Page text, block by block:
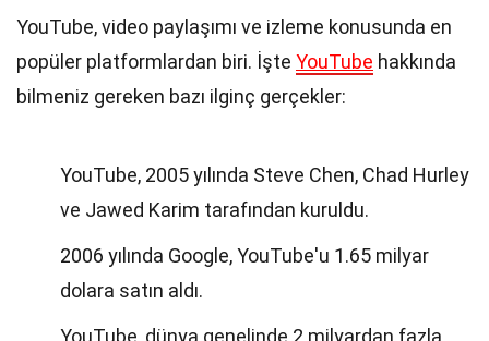
YouTube, video paylaşımı ve izleme konusunda en
popüler platformlardan biri. İşte YouTube hakkında
bilmeniz gereken bazı ilginç gerçekler:
YouTube, 2005 yılında Steve Chen, Chad Hurley
ve Jawed Karim tarafından kuruldu.
2006 yılında Google, YouTube'u 1.65 milyar
dolara satın aldı.
YouTube, dünya genelinde 2 milyardan fazla